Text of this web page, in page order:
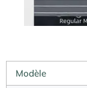
Modèle